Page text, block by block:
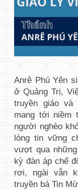
Anrê Phú Yên
ở Quảng Trị,
truyền giáo và
mang tới niềm
người nghèo
lòng tin vững
vượt qua
kỳ đàn áp chế
rơi, ngài vẫn
truyền bá Tin